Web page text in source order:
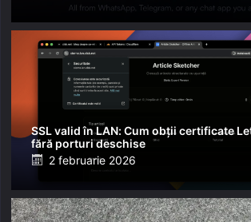
SSL valid în LAN: Cum obții certificate
fără porturi deschise
Posted
2 februarie 2026